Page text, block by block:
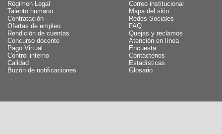
Régimen Legal
Talento humano
Contratación
Ofertas de empleo
Rendición de cuentas
Concurso docente
Pago Virtual
Control interno
Calidad
Buzón de notificaciones
Correo institucional
Mapa del sitio
Redes Sociales
FAQ
Quejas y reclamos
Atención en línea
Encuesta
Contáctenos
Estadísticas
Glosario